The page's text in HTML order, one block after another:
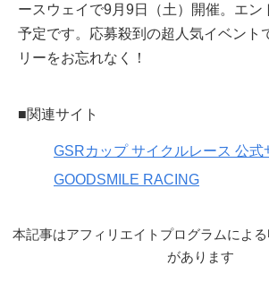
ースウェイで9月9日（土）開催。エン
予定です。応募殺到の超人気イベント
リーをお忘れなく！
■関連サイト
GSRカップ サイクルレース 公式
GOODSMILE RACING
本記事はアフィリエイトプログラムによ
があります